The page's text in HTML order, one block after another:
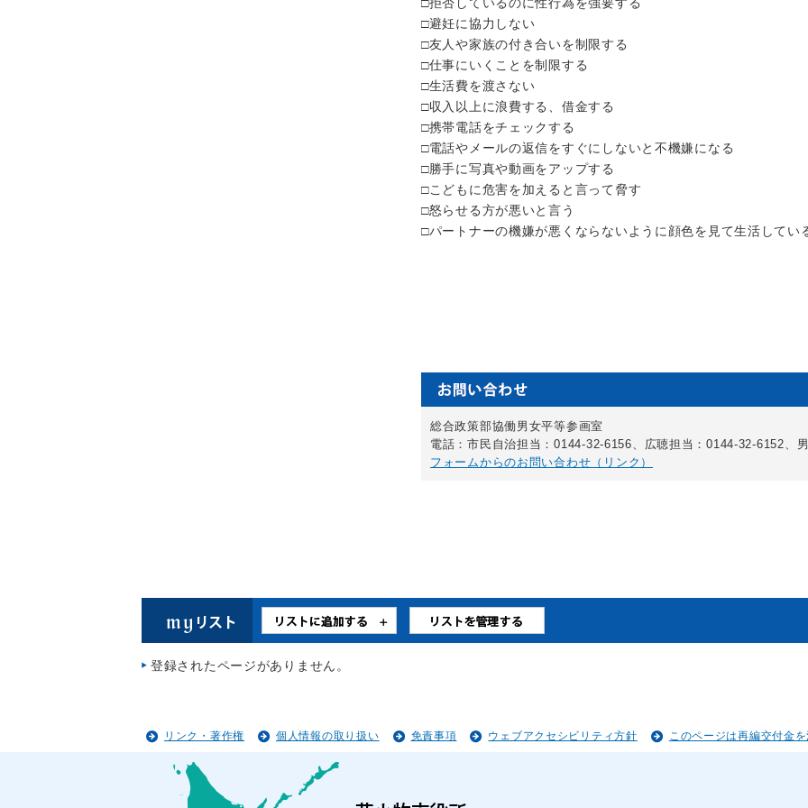
□避妊に協力しない
□友人や家族の付き合いを制限する
□仕事にいくことを制限する
□生活費を渡さない
□収入以上に浪費する、借金する
□携帯電話をチェックする
□電話やメールの返信をすぐにしないと不機嫌になる
□勝手に写真や動画をアップする
□こどもに危害を加えると言って脅す
□怒らせる方が悪いと言う
□パートナーの機嫌が悪くならないように顔色を見て生活してい
総合政策部協働男女平等参画室
電話：市民自治担当：0144-32-6156、広聴担当：0144-32-6152、
フォームからのお問い合わせ（リンク）
登録されたページがありません。
リンク・著作権 個人情報の取り扱い 免責事項 ウェブアクセシビリティ方針 このページは再編交付金